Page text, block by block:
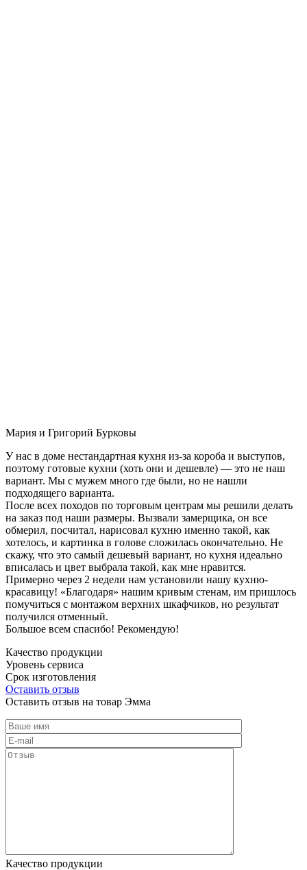
Мария и Григорий Бурковы
У нас в доме нестандартная кухня из-за короба и выступов,
поэтому готовые кухни (хоть они и дешевле) — это не наш
вариант. Мы с мужем много где были, но не нашли
подходящего варианта.
После всех походов по торговым центрам мы решили делать
на заказ под наши размеры. Вызвали замерщика, он все
обмерил, посчитал, нарисовал кухню именно такой, как
хотелось, и картинка в голове сложилась окончательно. Не
скажу, что это самый дешевый вариант, но кухня идеально
вписалась и цвет выбрала такой, как мне нравится.
Примерно через 2 недели нам установили нашу кухню-
красавицу! «Благодаря» нашим кривым стенам, им пришлось
помучиться с монтажом верхних шкафчиков, но результат
получился отменный.
Большое всем спасибо! Рекомендую!
Качество продукции
Уровень сервиса
Срок изготовления
Оставить отзыв
Оставить отзыв на товар Эмма
Качество продукции